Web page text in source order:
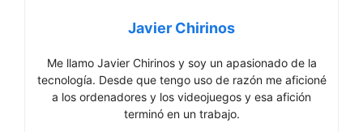
Javier Chirinos
Me llamo Javier Chirinos y soy un apasionado de la
tecnología. Desde que tengo uso de razón me aficioné
a los ordenadores y los videojuegos y esa afición
terminó en un trabajo.